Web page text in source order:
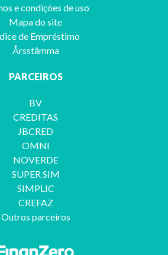
e condições de uso
Mapa do site
de Empréstimo
Årsstämma
PARCEIROS
BV
CREDITAS
JBCRED
OMNI
NOVERDE
SUPER SIM
SIMPLIC
CREFAZ
Outros parceiros